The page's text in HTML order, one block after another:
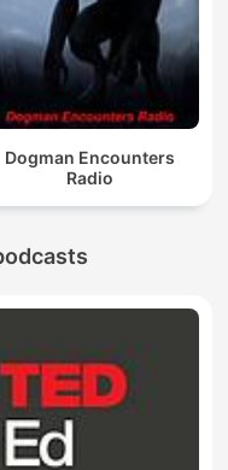
Dogman Encounters
Radio